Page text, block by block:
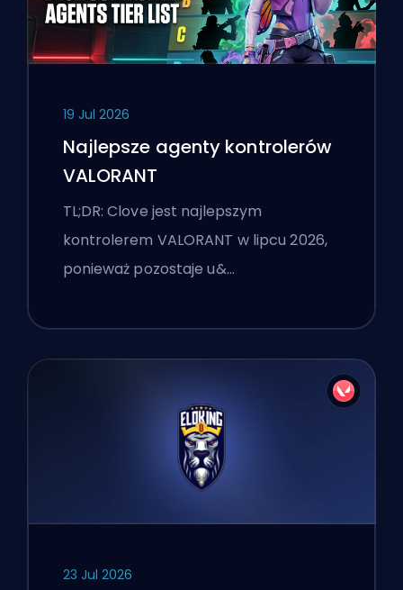
19 Jul 2026
Najlepsze agenty kontrolerów
VALORANT
TL;DR: Clove jest najlepszym
kontrolerem VALORANT w lipcu 2026,
ponieważ pozostaje u&…
23 Jul 2026